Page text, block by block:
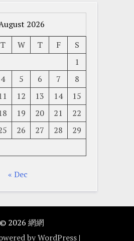
2026
T W T F
S
1
4 5 6 7
8
12 13 14
15
19 20 21
22
26 27 28
29
« Dec
© 2026 網網
by WordPress |